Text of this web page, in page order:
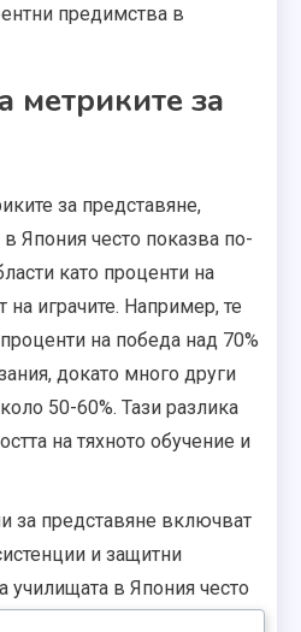
предимства в
метриките за
за представяне,
Япония често показва по-
като проценти на
играчите. Например, те
на победа над 70%
докато много други
50-60%. Тази разлика
на тяхното обучение и
за представяне включват
и защитни
училищата в Япония често